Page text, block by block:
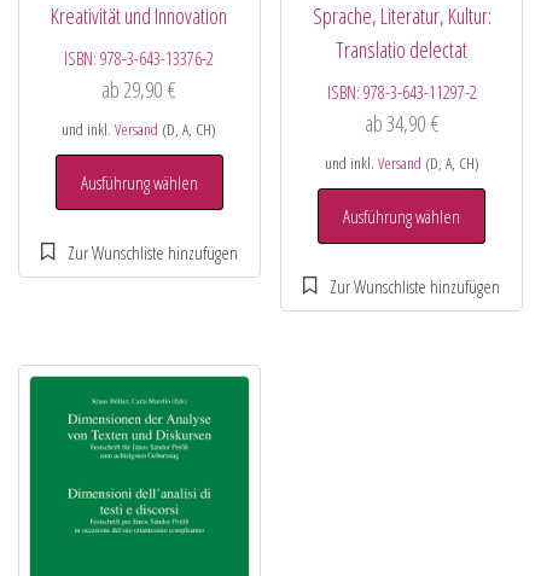
Kreativität und Innovation
ISBN:978-3-643-13376-2
ab29,90€
und inkl.Versand (D, A, CH)
Ausführung wählen
Sprache, Literatur, Kultur:
Translatio delectat
ISBN: 978-3-643-11297-2
ab34,90 €
und inkl. Versand (D, A, CH)
Ausführung wählen